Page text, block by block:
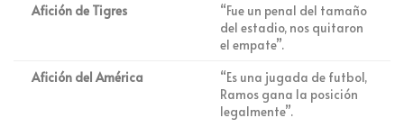
Afición de Tigres
“Fue un penal del tamaño
del estadio, nos quitaron
el empate”.
Afición del América
“Es una jugada de futbol,
Ramos gana la posición
legalmente”.